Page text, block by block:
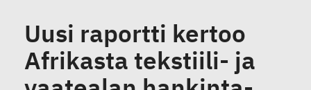
Uusi raportti kertoo
Afrikasta tekstiili- ja